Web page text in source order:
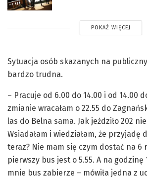
POKAŻ WIĘCEJ
Sytuacja osób skazanych na
bardzo trudna.
– Pracuje od 6.00 do 14.00 i od 14.00
zmianie wracałam o 22.55 do
las do Belna sama. Jak jeździło 202
Wsiadałam i wiedziałam, że przyjadę
teraz? Nie mam się czym dostać na 6
pierwszy bus jest o 5.55. A na godzinę
mnie bus zabierze – mówiła jedna z